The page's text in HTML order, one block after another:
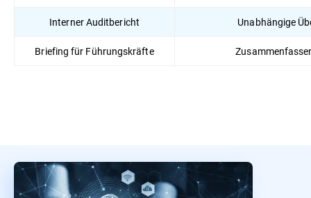
Interner Auditbericht Unabhängige
Briefing für Führungskräfte